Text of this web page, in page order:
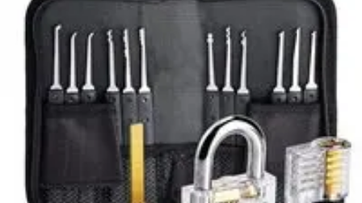
Trouver un Serrurier
Conseils pratiques
Choisir un serrurier
Recherche de
serrurier
Conseils et Astuces
Trouver un Serrurier